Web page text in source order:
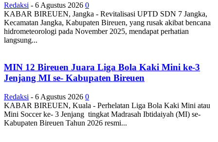
Redaksi - 6 Agustus 2026 0
KABAR BIREUEN, Jangka - Revitalisasi UPTD SDN 7 Jangka,
Kecamatan Jangka, Kabupaten Bireuen, yang rusak akibat bencana
hidrometeorologi pada November 2025, mendapat perhatian
langsung...
MIN 12 Bireuen Juara Liga Bola Kaki Mini ke-3
Jenjang MI se- Kabupaten Bireuen
Redaksi - 6 Agustus 2026 0
KABAR BIREUEN, Kuala - Perhelatan Liga Bola Kaki Mini atau
Mini Soccer ke- 3 Jenjang tingkat Madrasah Ibtidaiyah (MI) se-
Kabupaten Bireuen Tahun 2026 resmi...